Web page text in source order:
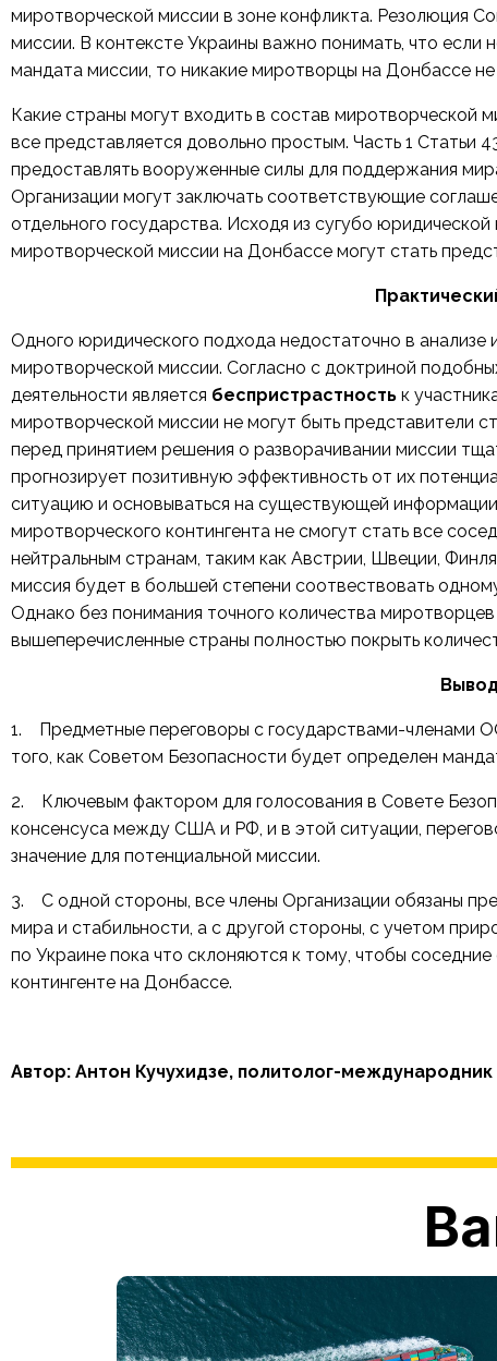
миротворческой миссии в зоне конфликта. Резолюция
миссии. В контексте Украины важно понимать, что
мандата миссии, то никакие миротворцы на Донбассе не
Какие страны могут входить в состав миротворческой
все представляется довольно простым. Часть 1 Статьи
предоставлять вооруженные силы для поддержания
Организации могут заключать соответствующие
отдельного государства. Исходя из сугубо
миротворческой миссии на Донбассе могут стать
Одного юридического подхода недостаточно в анализе
миротворческой миссии. Согласно с доктриной
деятельности является беспристрастность к
миротворческой миссии не могут быть представители
перед принятием решения о разворачивании миссии
прогнозирует позитивную эффективность от их
ситуацию и основываться на существующей
миротворческого контингента не смогут стать все
нейтральным странам, таким как Австрии, Швеции,
миссия будет в большей степени соотвествовать
Однако без понимания точного количества
вышеперечисленные страны полностью покрыть
1. Предметные переговоры с государствами-членами
того, как Советом Безопасности будет определен
2. Ключевым фактором для голосования в Совете
консенсуса между США и РФ, и в этой ситуации,
значение для потенциальной миссии.
3. С одной стороны, все члены Организации обязаны
мира и стабильности, а с другой стороны, с учетом
по Украине пока что склоняются к тому, чтобы
контингенте на Донбассе.
Автор: Антон Кучухидзе, политолог-международник